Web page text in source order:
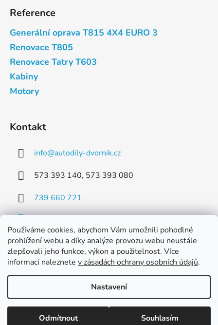
Používáme cookies, abychom Vám umožnili pohodlné
prohlížení webu a díky analýze provozu webu neustále
zlepšovali jeho funkce, výkon a použitelnost. Více
informací naleznete v zásadách ochrany osobních údajů.
Nastavení
Odmítnout Souhlasím
Reference
Generální oprava T815 4X4 EURO 3
Renovace T805
Renovace Tatry T603
Kabiny
Motory
Kontakt
info@autodily-dvornik.cz
573 393 140, 573 393 080
739 660 721
Facebook
Vytvořil Shoptet
Copyright 2026Dvorník AUTODÍLY s.r.o.. Všechna